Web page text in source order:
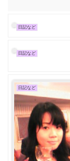
日記など
日記など
日記など